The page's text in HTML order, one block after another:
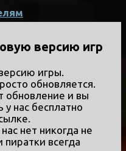
версию игр
игры.
обновляется.
обновление и вы
у нас бесплатно
нет никогда не
пиратки всегда